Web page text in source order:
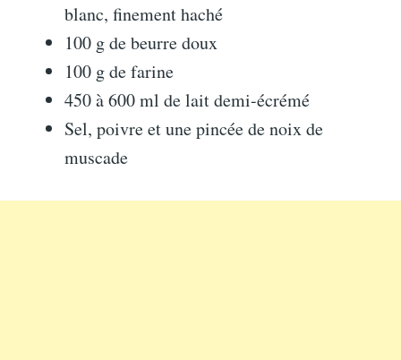
blanc, finement haché
100 g de beurre doux
100 g de farine
450 à 600 ml de lait demi-écrémé
Sel, poivre et une pincée de noix de
muscade